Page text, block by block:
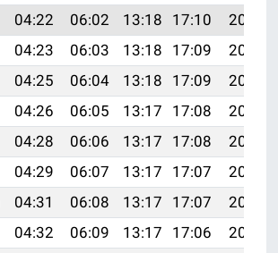
04:22 06:02 13:18 17:10
20:23
04:23 06:03 13:18 17:09
20:22
04:25 06:04 13:18 17:09
20:21
04:26 06:05 13:17 17:08
20:19
04:28 06:06 13:17 17:08
20:18
04:29 06:07 13:17 17:07
20:17
04:31 06:08 13:17 17:07
20:15
04:32 06:09 13:17 17:06
20:14